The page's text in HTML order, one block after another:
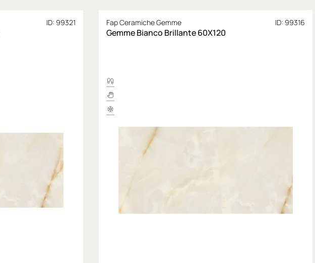
ID: 99321 Fap Ceramiche Gemme ID: 99316
Gemme Bianco Brillante 60X120